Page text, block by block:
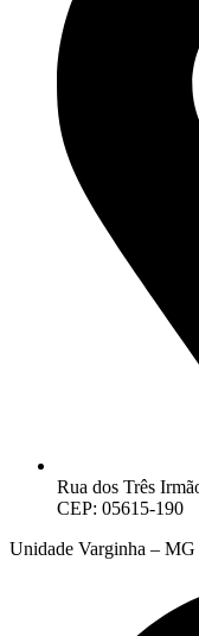
Rua dos Três
CEP: 05615-190
Unidade Varginha – MG